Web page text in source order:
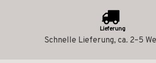
Lieferung
Schnelle Lieferung, ca. 2–5